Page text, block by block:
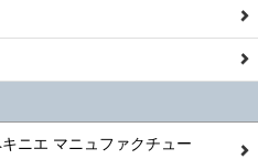
ニエ マニュファクチュー